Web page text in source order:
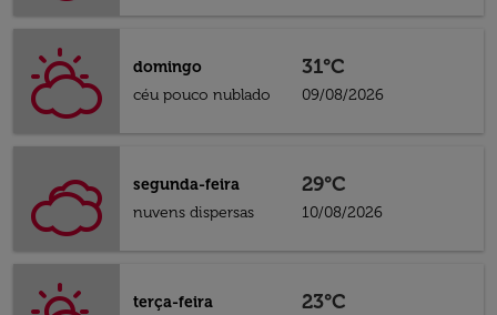
domingo
céu pouco nublado
31°C
09/08/2026
segunda-feira
nuvens dispersas
29°C
10/08/2026
terça-feira
23°C